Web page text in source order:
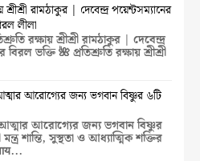
শ্রীশ্রী রামঠাকুর | দেবেন্দ্র পয়েন্টসম্যানের
লীলা
রক্ষায় শ্রীশ্রী রামঠাকুর | দেবেন্দ্র
বিরল ভক্তি 🌺 প্রতিশ্রুতি রক্ষায় শ্রীশ্রী
আরোগ্যের জন্য ভগবান বিষ্ণুর ৬টি
আরোগ্যের জন্য ভগবান বিষ্ণুর
শান্তি, সুস্থতা ও আধ্যাত্মিক শক্তির